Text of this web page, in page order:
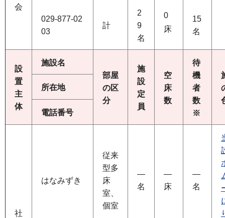
会
029-877-02
03
計
2
9
名
0
床
15
名
設
置
主
体
施設名
部屋
の区
分
施
設
定
員
空
床
数
待
機
者
数
※
所在地
電話番号
社
はなみずき
従来
型多
床
室、
個室
―
名
―
床
―
名